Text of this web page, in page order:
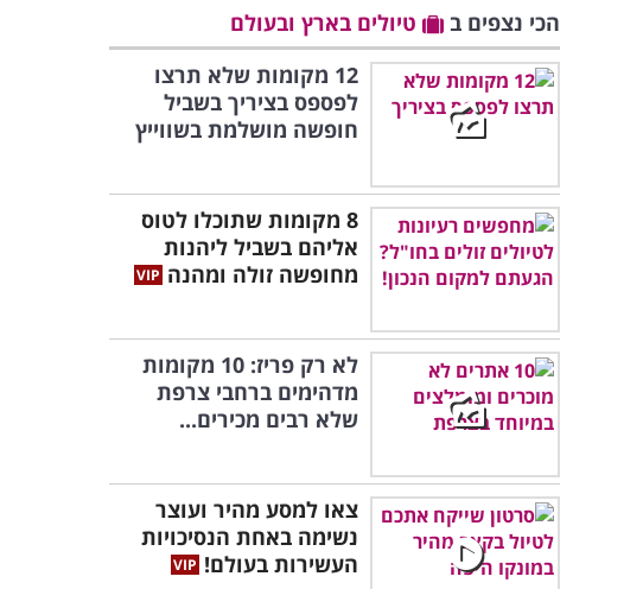
הכי נצפים ב
טיולים בארץ ובעולם
12 מקומות שלא תרצו
לפספס בציריך בשביל
חופשה מושלמת בשווייץ
8 מקומות שתוכלו לטוס
אליהם בשביל ליהנות
מחופשה זולה ומהנה
לא רק פריז: 10 מקומות
מדהימים ברחבי צרפת
שלא רבים מכירים...
צאו למסע מהיר ועוצר
נשימה באחת הנסיכויות
העשירות בעולם!